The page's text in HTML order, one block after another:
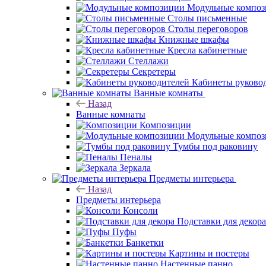
Модульные
Столы письменные
Столы переговоров
Книжные шкафы
Кресла кабинетные
Стеллажи
Секретеры
Кабинеты
Ванные комнаты
Назад
Ванные комнаты
Композиции
Модульные
Тумбы под раковину
Пеналы
Зеркала
Предметы интерьера
Назад
Предметы интерьера
Консоли
Подставки для декора
Пуфы
Банкетки
Картины и постеры
Настенные панно